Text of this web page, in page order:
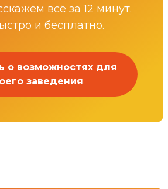
всё за 12 минут.
и бесплатно.
о возможностях для
заведения